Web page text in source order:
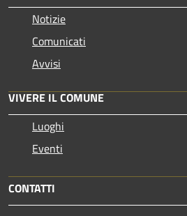
Notizie
Comunicati
Avvisi
VIVERE IL COMUNE
Luoghi
Eventi
CONTATTI